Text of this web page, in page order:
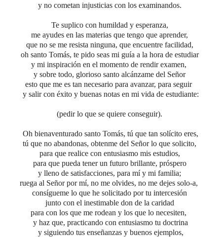
y no cometan injusticias con los examinandos.
Te suplico con humildad y esperanza,
me ayudes en las materias que tengo que aprender,
que no se me resista ninguna, que encuentre facilidad,
oh santo Tomás, te pido seas mi guía a la hora de estudiar
y mi inspiración en el momento de rendir examen,
y sobre todo, glorioso santo alcánzame del Señor
esto que me es tan necesario para avanzar, para seguir
y salir con éxito y buenas notas en mi vida de estudiante:
(pedir lo que se quiere conseguir).
Oh bienaventurado santo Tomás, tú que tan solícito eres,
tú que no abandonas, obtenme del Señor lo que solicito,
para que realice con entusiasmo mis estudios,
para que pueda tener un futuro brillante, próspero
y lleno de satisfacciones, para mí y mi familia;
ruega al Señor por mí, no me olvides, no me dejes solo-a,
consígueme lo que he solicitado por tu intercesión
junto con el inestimable don de la caridad
para con los que me rodean y los que lo necesiten,
y haz que, practicando con entusiasmo tu doctrina
y siguiendo tus enseñanzas y buenos ejemplos,